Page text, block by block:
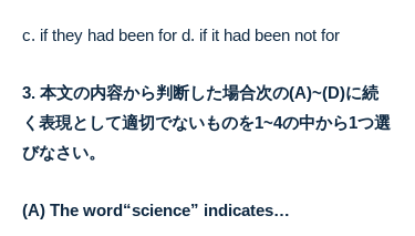
c. if they had been for d. if it had been not for
3. 本文の内容から判断した場合次の(A)~(D)に続
く表現として適切でないものを1~4の中から1つ選
びなさい。
(A) The word“science” indicates…